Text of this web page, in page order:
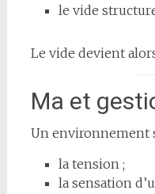
le vide
Le vide devient
Ma et
Un environnement
la tension ;
la sensation